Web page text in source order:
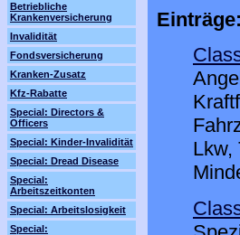
Betriebliche
Krankenversicherung
Invalidität
Fondsversicherung
Kranken-Zusatz
Kfz-Rabatte
Special: Directors &
Officers
Special: Kinder-Invalidität
Special: Dread Disease
Special:
Arbeitszeitkonten
Special: Arbeitslosigkeit
Special:
Einträge:
Lkw,